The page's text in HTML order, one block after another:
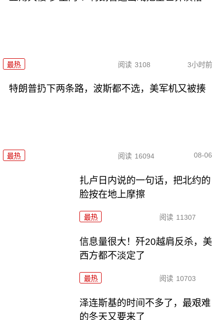
最热 阅读 3108 3小时前
特朗普扔下两条路，波斯都不选，美军机又被揍
最热 阅读 16094 08-06
扎卢日内说的一句话，把北约的
脸按在地上摩擦
最热 阅读 11307
信息量很大！歼20越肩反杀，美
西方都不淡定了
最热 阅读 10703
泽连斯基的时间不多了，最艰难
的冬天又要来了